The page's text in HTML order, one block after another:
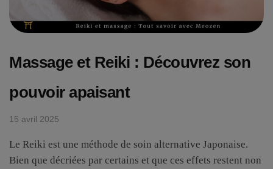
Massage et Reiki : Découvrez son
pouvoir apaisant
15 avril 2025
Le Reiki est une méthode de soin alternative Japonaise.
Bien que décriées par certains et que ces effets restent non